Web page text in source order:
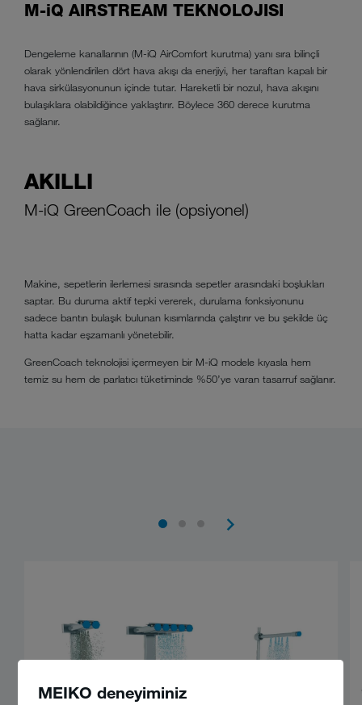
MEIKO deneyiminiz
M-iQ AIRSTREAM TEKNOLOJISI
Dengeleme kanallarının (M-iQ AirComfort kurutma) yanı sıra bilinçli
olarak yönlendirilen dört hava akışı da enerjiyi, her taraftan kapalı bir
hava sirkülasyonunun içinde tutar. Hareketli bir nozul, hava akışını
bulaşıklara olabildiğince yaklaştırır. Böylece 360 derece kurutma
sağlanır.
AKILLI
M-iQ GreenCoach ile (opsiyonel)
Makine, sepetlerin ilerlemesi sırasında sepetler arasındaki boşlukları
saptar. Bu duruma aktif tepki vererek, durulama fonksiyonunu
sadece bantın bulaşık bulunan kısımlarında çalıştırır ve bu şekilde üç
hatta kadar eşzamanlı yönetebilir.
GreenCoach teknolojisi içermeyen bir M-iQ modele kıyasla hem
temiz su hem de parlatıcı tüketiminde %50’ye varan tasarruf sağlanır.